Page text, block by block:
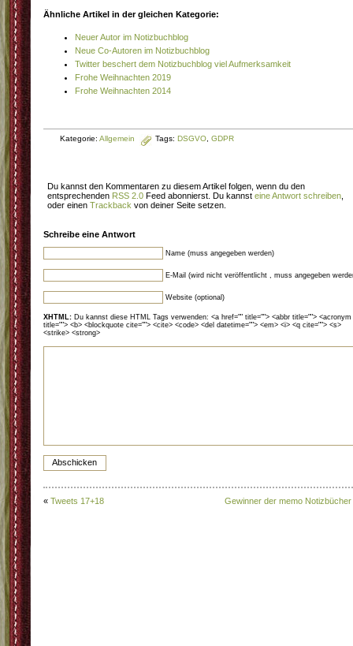
Ähnliche Artikel in der gleichen Kategorie:
Neuer Autor im Notizbuchblog
Neue Co-Autoren im Notizbuchblog
Twitter beschert dem Notizbuchblog viel Aufmerksamkeit
Frohe Weihnachten 2019
Frohe Weihnachten 2014
Kategorie: Allgemein Tags: DSGVO GDPR
Du kannst den Kommentaren zu diesem Artikel folgen, wenn du den
entsprechenden RSS 2.0 Feed abonnierst. Du kannst eine Antwort schreiben
oder einen Trackback von deiner Seite setzen.
Schreibe eine Antwort
Name (muss angegeben werden)
E-Mail (wird nicht veröffentlicht , muss angegeben
Website (optional)
XHTML: Du kannst diese HTML Tags verwenden: <a href="" title=""> <abbr title=""> <acronym
title=""> <b> <blockquote cite=""> <cite> <code> <del datetime=""> <em> <i> <q cite=""> <s>
<strike> <strong>
« Tweets 17+18 Gewinner der memo Notizbücher